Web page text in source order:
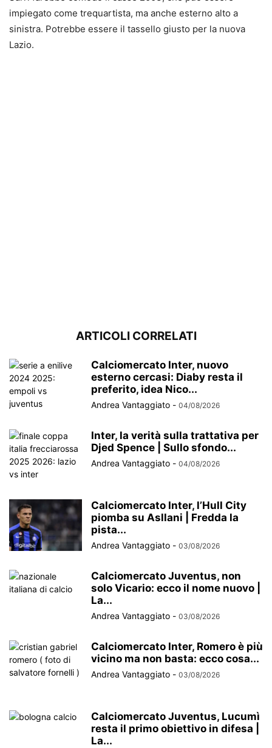
impiegato come trequartista, ma anche esterno alto a
sinistra. Potrebbe essere il tassello giusto per la nuova
Lazio.
ARTICOLI CORRELATI
Calciomercato Inter, nuovo
esterno cercasi: Diaby resta il
preferito, idea Nico...
Andrea Vantaggiato - 04/08/2026
Inter, la verità sulla trattativa per
Djed Spence | Sullo sfondo...
Andrea Vantaggiato - 04/08/2026
Calciomercato Inter, l’Hull City
piomba su Asllani | Fredda la
pista...
Andrea Vantaggiato - 03/08/2026
Calciomercato Juventus, non
solo Vicario: ecco il nome nuovo |
La...
Andrea Vantaggiato - 03/08/2026
Calciomercato Inter, Romero è più
vicino ma non basta: ecco cosa...
Andrea Vantaggiato - 03/08/2026
Calciomercato Juventus, Lucumì
resta il primo obiettivo in difesa |
La...